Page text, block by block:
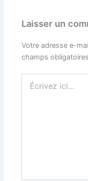
Laisser un
Votre adresse e-
champs
ici…